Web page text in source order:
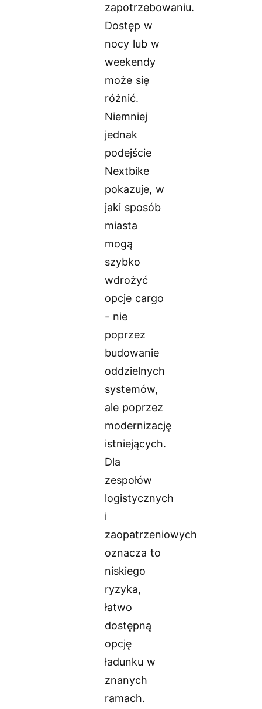
zapotrzebowaniu.
Dostęp w
nocy lub w
weekendy
może się
różnić.
Niemniej
jednak
podejście
Nextbike
pokazuje, w
jaki sposób
miasta
mogą
szybko
wdrożyć
opcje cargo
- nie
poprzez
budowanie
oddzielnych
systemów,
ale poprzez
modernizację
istniejących.
Dla
zespołów
logistycznych
i
zaopatrzeniowych
oznacza to
niskiego
ryzyka,
łatwo
dostępną
opcję
ładunku w
znanych
ramach.